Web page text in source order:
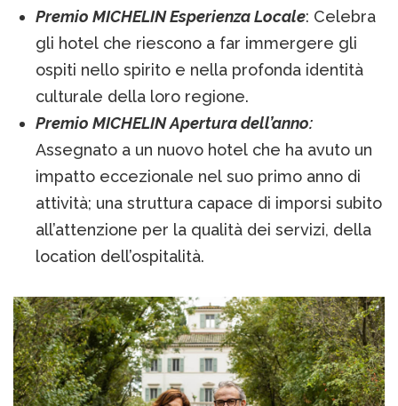
Premio MICHELIN Esperienza Locale: Celebra
gli hotel che riescono a far immergere gli
ospiti nello spirito e nella profonda identità
culturale della loro regione.
Premio MICHELIN Apertura dell’anno:
Assegnato a un nuovo hotel che ha avuto un
impatto eccezionale nel suo primo anno di
attività; una struttura capace di imporsi subito
all’attenzione per la qualità dei servizi, della
location dell’ospitalità.